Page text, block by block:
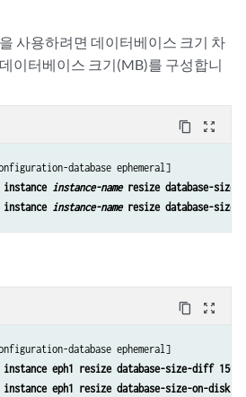
사용하려면 데이터베이스 크기 차
이터베이스 크기(MB)를 구성합니
content_copy zoom_out_map
database ephemeral]
instance-name resize database-
instance-name resize database-size-
content_copy zoom_out_map
database ephemeral]
eph1 resize database-size-diff 150
eph1 resize database-size-on-disk